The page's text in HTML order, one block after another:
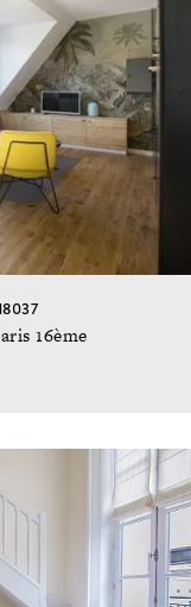
16ème